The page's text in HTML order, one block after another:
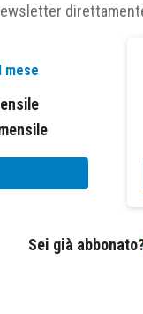
altresì
agevolabili di cui
rileva
per le imposte sui
mese
Sei già